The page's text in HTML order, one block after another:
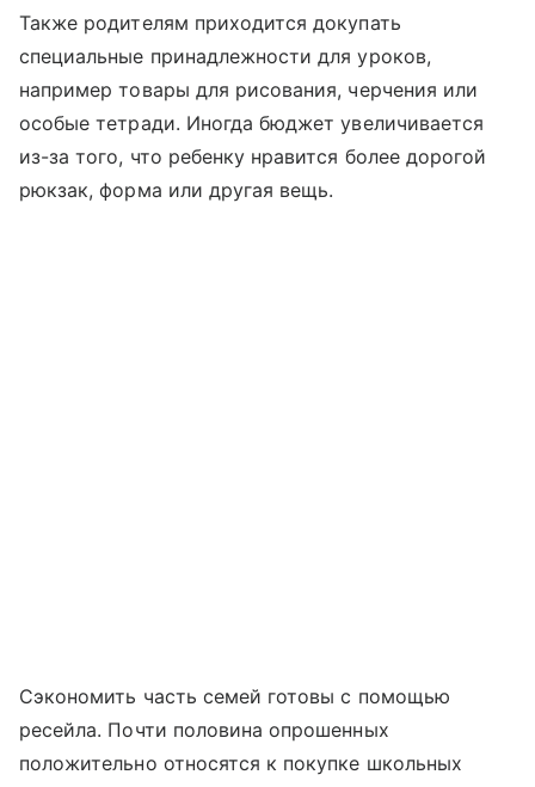
Также родителям приходится докупать
специальные принадлежности для уроков,
например товары для рисования, черчения или
особые тетради. Иногда бюджет увеличивается
из-за того, что ребенку нравится более дорогой
рюкзак, форма или другая вещь.
Сэкономить часть семей готовы с помощью
ресейла. Почти половина опрошенных
положительно относятся к покупке школьных